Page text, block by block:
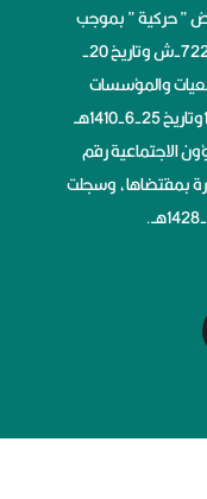
” حركية ” بموجب
خطاب وزارة الشؤون الإجتماعية رقم 6-72218-ش وتاريخ 20-
والمؤسسات
الخيرية الصادرة بقرار مجلس الوزراء رقم 107وتاريخ 25-6-1410هــ
الاجتماعية رقم
الصادرة بمقتضاها، وسجلت